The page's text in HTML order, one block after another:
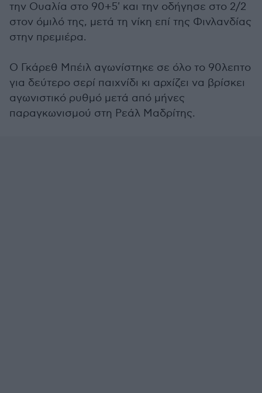
την Ουαλία στο 90+5' και την οδήγησε στο 2/2
στον όμιλό της, μετά τη νίκη επί της Φινλανδίας
στην πρεμιέρα.
Ο Γκάρεθ Μπέιλ αγωνίστηκε σε όλο το 90λεπτο
για δεύτερο σερί παιχνίδι κι αρχίζει να βρίσκει
αγωνιστικό ρυθμό μετά από μήνες
παραγκωνισμού στη Ρεάλ Μαδρίτης.